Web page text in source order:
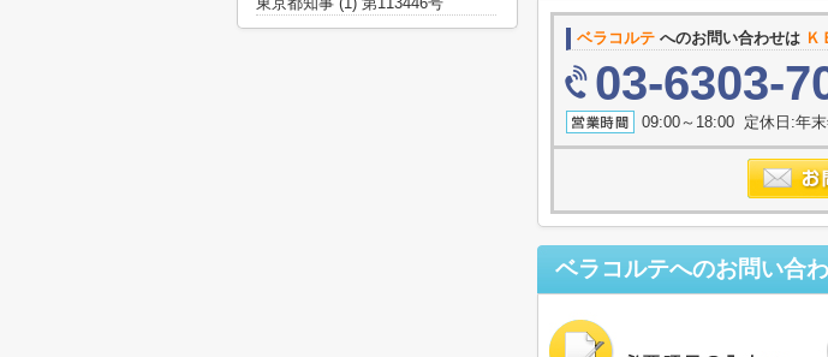
ベラコルテ へのお問い合わせは Ｋ
03-6303-
09:00～18:00 定休日:年
ベラコルテへのお問い合